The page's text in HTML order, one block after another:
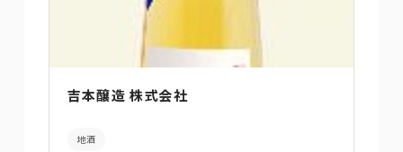
吉本醸造 株式会社
地酒